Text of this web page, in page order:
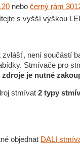
nebo černý rám
s vyšší výškou
zvlášť, není součástí
Stmívače pro
je nutné
stmívat 2 typy
objednat DALI